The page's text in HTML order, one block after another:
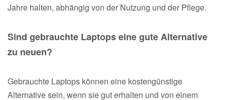
Jahre halten, abhängig von der Nutzung und der Pflege.
Sind gebrauchte Laptops eine gute Alternative
zu neuen?
Gebrauchte Laptops können eine kostengünstige
Alternative sein, wenn sie gut erhalten und von einem